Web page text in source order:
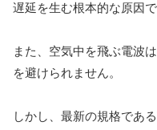
遅延を生む根本的な原因で
また、空気中を飛ぶ電波
を避けられません。
しかし、最新の規格である